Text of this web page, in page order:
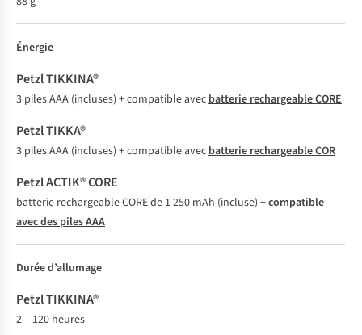
Énergie
3 piles AAA (incluses) + compatible avecbatterie rechargeable CORE
3 piles AAA (incluses) + compatible avecbatterie rechargeable COR
batterie rechargeable CORE de 1 250 mAh (incluse) +compatible
avec des piles AAA
Durée d’allumage
2 – 120 heures